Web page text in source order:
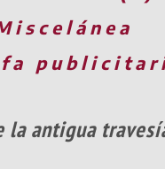
antigua